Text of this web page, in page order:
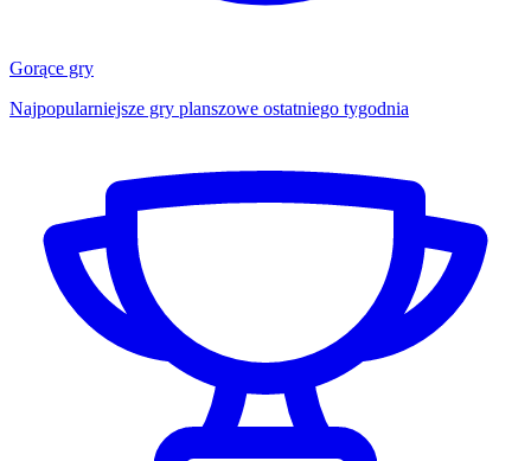
Gorące gry
Najpopularniejsze gry planszowe ostatniego tygodnia